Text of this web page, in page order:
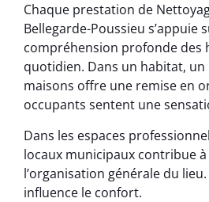
Chaque prestation de
Bellegarde-Poussieu s’appuie
compréhension profonde des
quotidien. Dans un habitat, un
maisons offre une remise en
occupants sentent une
Dans les espaces
locaux municipaux contribue
l’organisation générale du
influence le confort.